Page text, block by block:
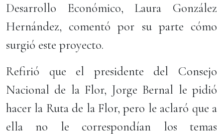
Desarrollo Económico, Laura González
Hernández, comentó por su parte cómo
surgió este proyecto.
Refirió que el presidente del Consejo
Nacional de la Flor, Jorge Bernal le pidió
hacer la Ruta de la Flor, pero le aclaró que a
ella no le correspondían los temas